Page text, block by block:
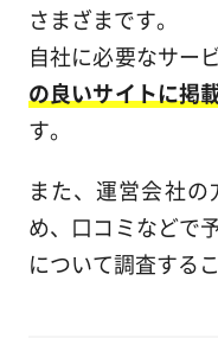
さまざまです。
自社に必要なサー
の良いサイトに掲
す。
また、運営会社
め、口コミなどで
について調査する